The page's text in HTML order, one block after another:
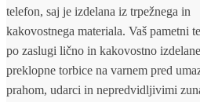
telefon, saj je izdelana iz trpežnega in
kakovostnega materiala. Vaš pametni
po zaslugi lično in kakovostno
preklopne torbice na varnem pred
prahom, udarci in nepredvidljivimi